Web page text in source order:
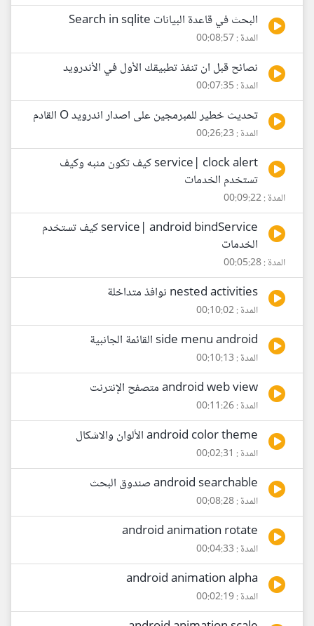
البحث في قاعدة البيانات Search in sqlite
المدة : 00:08:57
نصائح قبل ان تنفذ تطبيقك الأول في الأندرويد
المدة : 00:07:35
تحديث خطير للمبرمجين على اصدار اندرويد O القادم
المدة : 00:26:23
service| clock alert كيف تكون منبه وكيف
تستخدم الخدمات
المدة : 00:09:22
service| android bindService كيف تستخدم
الخدمات
المدة : 00:05:28
nested activities نوافذ متداخلة
المدة : 00:10:02
side menu android القائمة الجانبية
المدة : 00:10:13
android web view متصفح الإنترنت
المدة : 00:11:26
android color theme الألوان والاشكال
المدة : 00:02:31
android searchable صندوق البحث
المدة : 00:08:28
android animation rotate
المدة : 00:04:33
android animation alpha
المدة : 00:02:19